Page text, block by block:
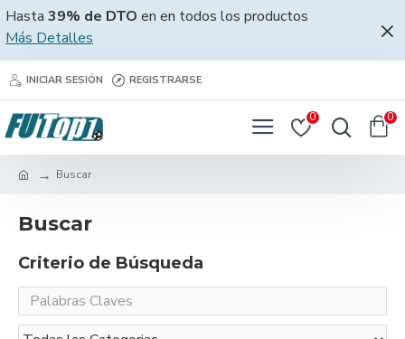
Hasta 39% de DTO en en todos los productos
Más Detalles
INICIAR SESIÓN REGISTRARSE
0 0
Buscar
Buscar
Criterio de Búsqueda